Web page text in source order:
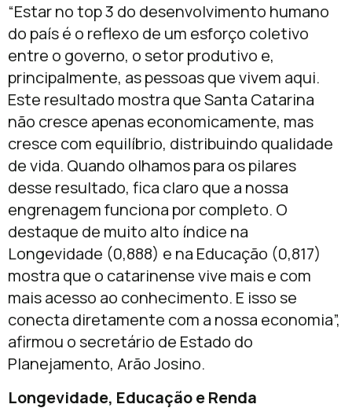
“Estar no top 3 do desenvolvimento humano
do país é o reflexo de um esforço coletivo
entre o governo, o setor produtivo e,
principalmente, as pessoas que vivem aqui.
Este resultado mostra que Santa Catarina
não cresce apenas economicamente, mas
cresce com equilíbrio, distribuindo qualidade
de vida. Quando olhamos para os pilares
desse resultado, fica claro que a nossa
engrenagem funciona por completo. O
destaque de muito alto índice na
Longevidade (0,888) e na Educação (0,817)
mostra que o catarinense vive mais e com
mais acesso ao conhecimento. E isso se
conecta diretamente com a nossa economia”,
afirmou o secretário de Estado do
Planejamento, Arão Josino.
Longevidade, Educação e Renda